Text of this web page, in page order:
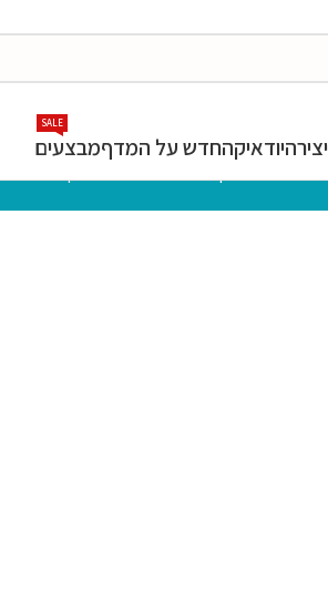
יצירהיודאיקהחדש על המדףמבצעים
SALE